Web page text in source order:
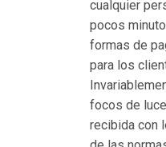
cualquier
pocos
formas de
para los
focos de
recibida con
ь
г
и
к
а
з
и